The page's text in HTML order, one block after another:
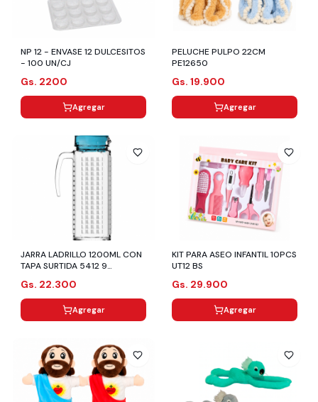
NP 12 - ENVASE 12 DULCESITOS
- 100 UN/CJ
Gs. 2200
Agregar
PELUCHE PULPO 22CM
PE12650
Gs. 19.900
Agregar
JARRA LADRILLO 1200ML CON
TAPA SURTIDA 5412 9
Gs. 22.300
Agregar
KIT PARA ASEO INFANTIL 10PCS
UT12 BS
Gs. 29.900
Agregar